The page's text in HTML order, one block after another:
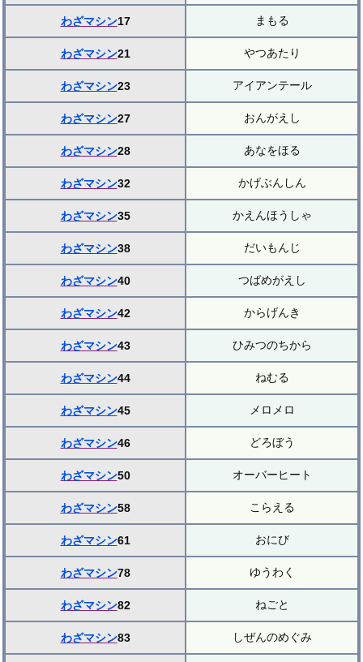
わざマシン17 まもる
わざマシン21 やつあたり
わざマシン23 アイアンテール
わざマシン27 おんがえし
わざマシン28 あなをほる
わざマシン32 かげぶんしん
わざマシン35 かえんほうしゃ
わざマシン38 だいもんじ
わざマシン40 つばめがえし
わざマシン42 からげんき
わざマシン43 ひみつのちから
わざマシン44 ねむる
わざマシン45 メロメロ
わざマシン46 どろぼう
わざマシン50 オーバーヒート
わざマシン58 こらえる
わざマシン61 おにび
わざマシン78 ゆうわく
わざマシン82 ねごと
わざマシン83 しぜんのめぐみ